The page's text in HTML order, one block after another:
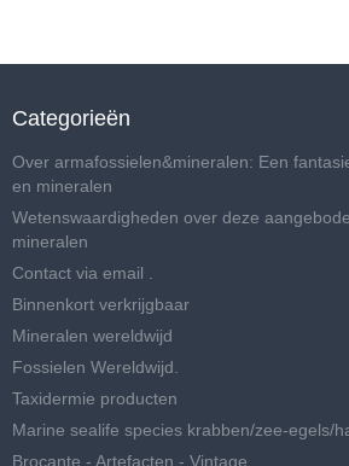
Categorieën
Over armafossielen&mineralen: Een
en mineralen
Wetenswaardigheden over deze
mineralen
Contact via email .
Binnenkort verkrijgbaar
Mineralen wereldwijd
Fossielen Wereldwijd.
Taxidermie producten
Marine sealife species krabben/zee-egels/
Brocante - Artefacten - Vintage